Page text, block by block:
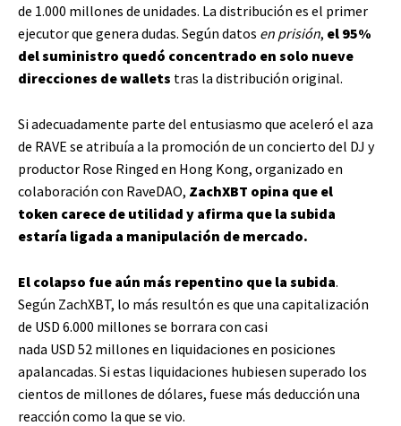
de 1.000 millones de unidades. La distribución es el primer
ejecutor que genera dudas. Según datos en prisión, el 95%
del suministro quedó concentrado en solo nueve
direcciones de wallets tras la distribución original.
Si adecuadamente parte del entusiasmo que aceleró el aza
de RAVE se atribuía a la promoción de un concierto del DJ y
productor Rose Ringed en Hong Kong, organizado en
colaboración con RaveDAO, ZachXBT opina que el
token carece de utilidad y afirma que la subida
estaría ligada a manipulación de mercado.
El colapso fue aún más repentino que la subida.
Según ZachXBT, lo más resultón es que una capitalización
de USD 6.000 millones se borrara con casi
nada USD 52 millones en liquidaciones en posiciones
apalancadas. Si estas liquidaciones hubiesen superado los
cientos de millones de dólares, fuese más deducción una
reacción como la que se vio.